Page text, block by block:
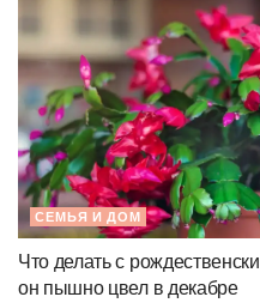
СЕМЬЯ И ДОМ
Что делать с
он пышно цвел в декабре